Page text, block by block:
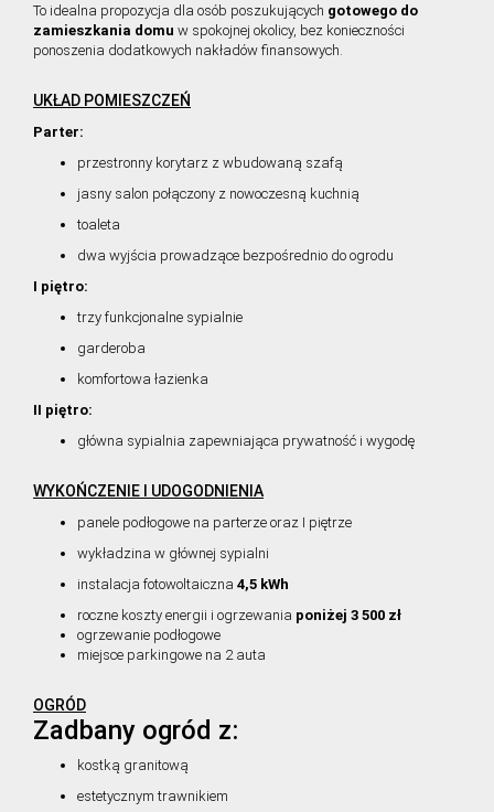
To idealna propozycja dla osób poszukujących gotowego do
zamieszkania domu w spokojnej okolicy, bez konieczności
ponoszenia dodatkowych nakładów finansowych.
UKŁAD POMIESZCZEŃ
Parter:
przestronny korytarz z wbudowaną szafą
jasny salon połączony z nowoczesną kuchnią
toaleta
dwa wyjścia prowadzące bezpośrednio do ogrodu
I piętro:
trzy funkcjonalne sypialnie
garderoba
komfortowa łazienka
II piętro:
główna sypialnia zapewniająca prywatność i wygodę
WYKOŃCZENIE I UDOGODNIENIA
panele podłogowe na parterze oraz I piętrze
wykładzina w głównej sypialni
instalacja fotowoltaiczna 4,5 kWh
roczne koszty energii i ogrzewania poniżej 3 500 zł
ogrzewanie podłogowe
miejsce parkingowe na 2 auta
OGRÓD
Zadbany ogród z:
kostką granitową
estetycznym trawnikiem